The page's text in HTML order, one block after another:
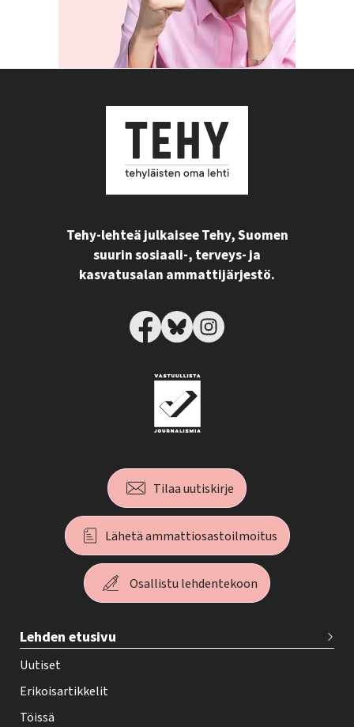
Tehy-lehteä julkaisee Tehy, Suomen
suurin sosiaali-, terveys- ja
kasvatusalan ammattijärjestö.
Tilaa uutiskirje
Lähetä ammattiosastoilmoitus
Osallistu lehdentekoon
e
h
y
-
Lehden etusivu
Uutiset
Erikoisartikkelit
Töissä